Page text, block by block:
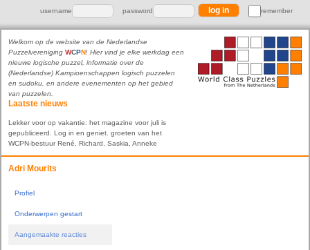
username password remember
Welkom op de website van de Nederlandse
Puzzelvereniging WCPN! Hier vind je elke werkdag een
nieuwe logische puzzel, informatie over de
(Nederlandse) Kampioenschappen logisch puzzelen
en sudoku, en andere evenementen op het gebied
van puzzelen.
Laatste nieuws
Lekker voor op vakantie: het magazine voor juli is
gepubliceerd. Log in en geniet. groeten van het
WCPN-bestuur René, Richard, Saskia, Anneke
Adri Mourits
Profiel
Onderwerpen gestart
Aangemaakte reacties